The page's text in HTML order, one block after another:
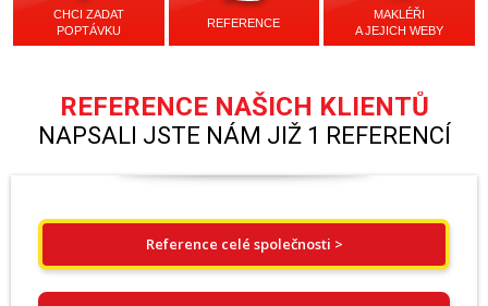
CHCI ZADAT
POPTÁVKU
REFERENCE
MAKLÉŘI
A JEJICH WEBY
REFERENCE NAŠICH KLIENTŮ
NAPSALI JSTE NÁM JIŽ 1 REFERENCÍ
Reference celé společnosti >